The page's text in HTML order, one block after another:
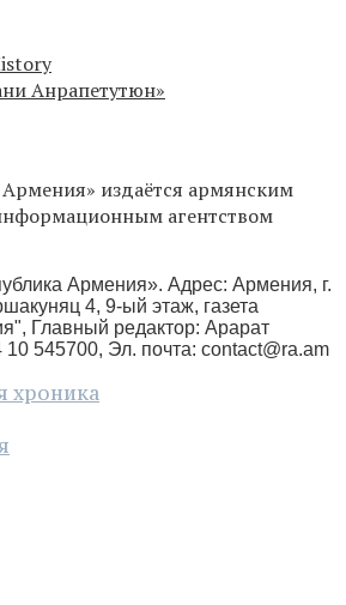
Анрапетутюн»
Армения» издаётся армянским
агентством
Армения». Адрес: Армения, г.
4, 9-ый этаж, газета
Главный редактор: Арарат
10 545700, Эл. почта: contact@ra.am
хроника